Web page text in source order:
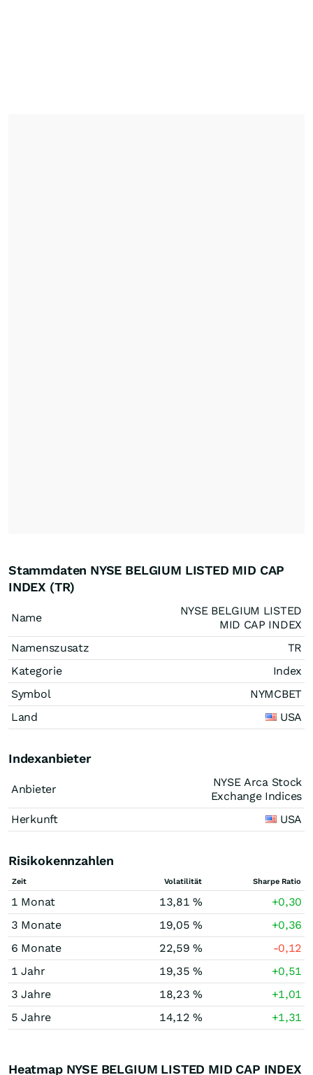
Stammdaten NYSE BELGIUM LISTED MID CAP
INDEX (TR)
Name
NYSE BELGIUM LISTED
MID CAP INDEX
Namenszusatz
TR
Kategorie
Index
Symbol
NYMCBET
Land
USA
Indexanbieter
Anbieter
NYSE Arca Stock
Exchange Indices
Herkunft
USA
Risikokennzahlen
Zeit Volatilität Sharpe Ratio
1 Monat 13,81 %
+0,30
3 Monate
19,05 %
+0,36
6 Monate
22,59 %
-0,12
1 Jahr
19,35 %
+0,51
3 Jahre
18,23 %
+1,01
5 Jahre
14,12 % +1,31
Heatmap NYSE BELGIUM LISTED MID CAP INDEX